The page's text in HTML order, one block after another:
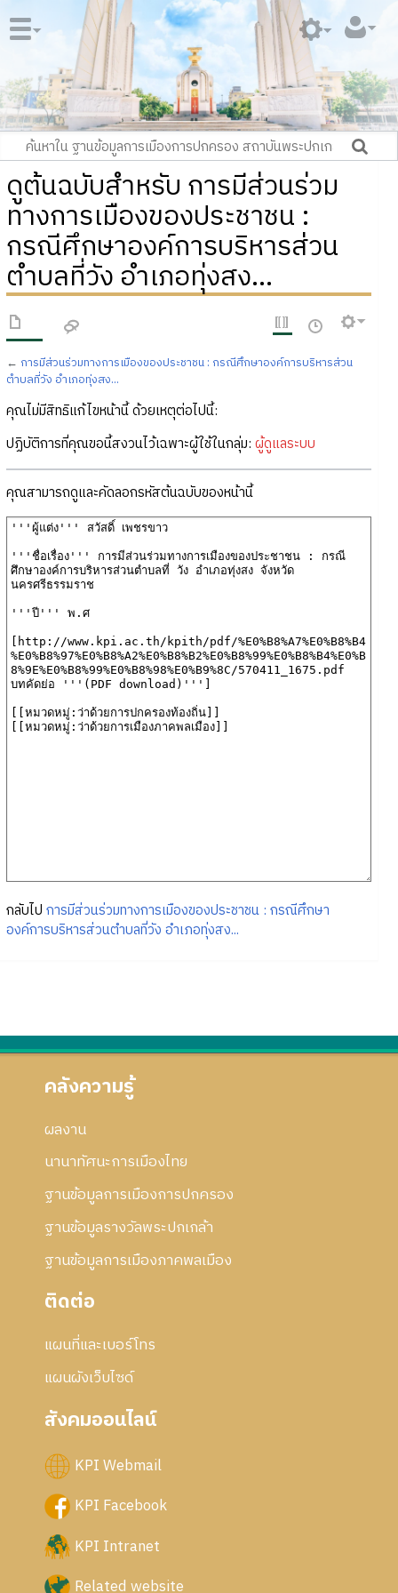
ดูต้นฉบับสำหรับ การมีส่วนร่วม
ทางการเมืองของประชาชน :
กรณีศึกษาองค์การบริหารส่วน
ตำบลที่วัง อำเภอทุ่งสง...
← การมีส่วนร่วมทางการเมืองของประชาชน : กรณีศึกษาองค์การบริหารส่วน
ตำบลที่วัง อำเภอทุ่งสง...
คุณไม่มีสิทธิแก้ไขหน้านี้ ด้วยเหตุต่อไปนี้:
ปฏิบัติการที่คุณขอนี้สงวนไว้เฉพาะผู้ใช้ในกลุ่ม: ผู้ดูแลระบบ
คุณสามารถดูและคัดลอกรหัสต้นฉบับของหน้านี้
กลับไป การมีส่วนร่วมทางการเมืองของประชาชน : กรณีศึกษา
องค์การบริหารส่วนตำบลที่วัง อำเภอทุ่งสง...
คลังความรู้
ผลงาน
นานาทัศนะการเมืองไทย
ฐานข้อมูลการเมืองการปกครอง
ฐานข้อมูลรางวัลพระปกเกล้า
ฐานข้อมูลการเมืองภาคพลเมือง
ติดต่อ
แผนที่และเบอร์โทร
แผนผังเว็บไซด์
สังคมออนไลน์
KPI Webmail
KPI Facebook
KPI Intranet
Related website